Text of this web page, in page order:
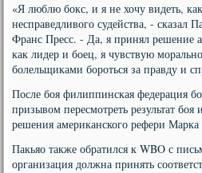
«Я люблю бокс, и я не хочу видеть,
несправедливого судейства, - сказал
Франс Пресс. - Да, я принял решение
как лидер и боец, я чувствую
болельщиками бороться за правду и
После боя филиппинская федерация
призывом пересмотреть результат боя
решения американского рефери Марка
Пакьяо также обратился к WBO с
организация должна принять